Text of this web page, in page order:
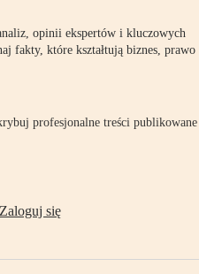
opinii ekspertów i kluczowych
fakty, które kształtują biznes, prawo
profesjonalne treści publikowane
Zaloguj się